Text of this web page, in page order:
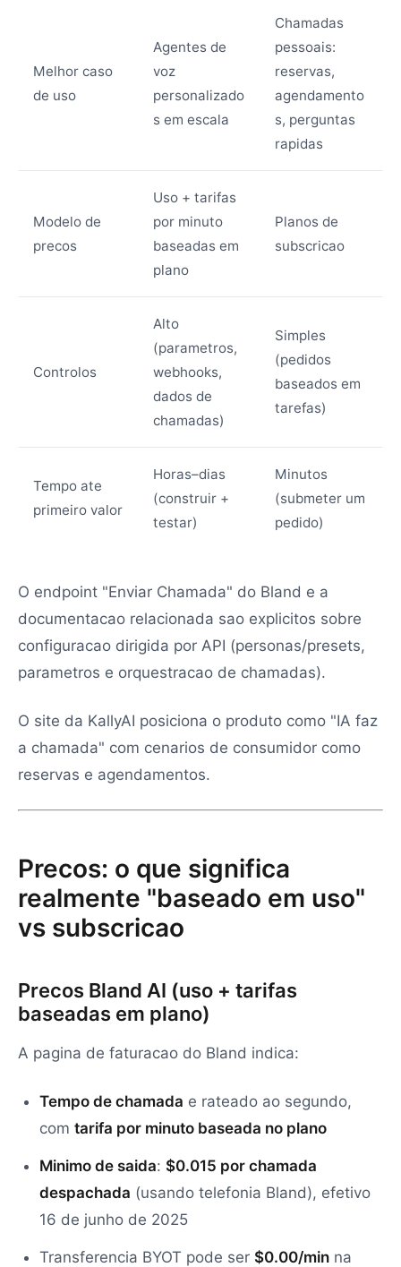
Melhor caso
de uso
Agentes de
voz
personalizado
s em escala
Chamadas
pessoais:
reservas,
agendamento
s, perguntas
rapidas
Modelo de
precos
Uso + tarifas
por minuto
baseadas em
plano
Planos de
subscricao
Controlos
Alto
(parametros,
webhooks,
dados de
chamadas)
Simples
(pedidos
baseados em
tarefas)
Tempo ate
primeiro valor
Horas–dias
(construir +
testar)
Minutos
(submeter um
pedido)
O endpoint "Enviar Chamada" do Bland e a
documentacao relacionada sao explicitos sobre
configuracao dirigida por API (personas/presets,
parametros e orquestracao de chamadas).
O site da KallyAI posiciona o produto como "IA faz
a chamada" com cenarios de consumidor como
reservas e agendamentos.
Precos: o que significa
realmente "baseado em uso"
vs subscricao
Precos Bland AI (uso + tarifas
baseadas em plano)
A pagina de faturacao do Bland indica:
Tempo de chamada e rateado ao segundo,
com tarifa por minuto baseada no plano
Minimo de saida: $0.015 por chamada
despachada (usando telefonia Bland), efetivo
16 de junho de 2025
Transferencia BYOT pode ser $0.00/min na